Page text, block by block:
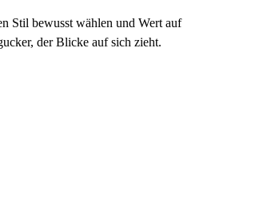
Stil bewusst wählen und Wert auf
der Blicke auf sich zieht.